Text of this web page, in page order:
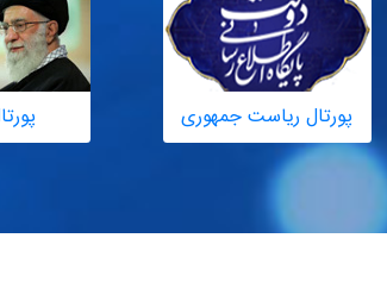
پورتال ریاست جمهوری